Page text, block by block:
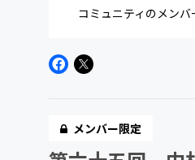
コミュニティのメンバ
メンバー限定